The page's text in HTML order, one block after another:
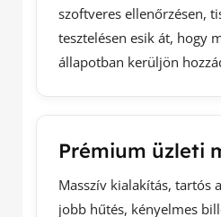
szoftveres ellenőrzésen,
tesztelésen esik át, hogy
állapotban kerüljön
Prémium üzleti
Masszív kialakítás, tartós
jobb hűtés, kényelmes